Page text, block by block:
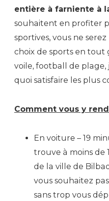
entière à farniente à
souhaitent en profiter
sportives, vous ne
choix de sports en tout
voile, football de plage,
quoi satisfaire les plus
Comment vous y
En voiture – 19
trouve à moins de
de la ville de
vous souhaitez
sans trop vous